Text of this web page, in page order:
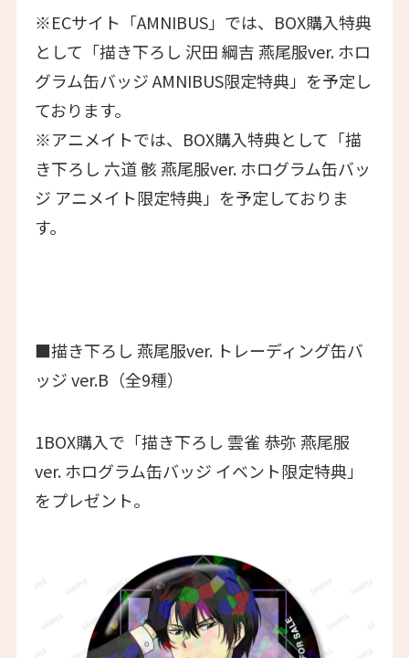
※ECサイト「AMNIBUS」では、BOX購入特典
として「描き下ろし 沢田 綱吉 燕尾服ver. ホロ
グラム缶バッジ AMNIBUS限定特典」を予定し
ております。
※アニメイトでは、BOX購入特典として「描
き下ろし 六道 骸 燕尾服ver. ホログラム缶バッ
ジ アニメイト限定特典」を予定しておりま
す。
■描き下ろし 燕尾服ver. トレーディング缶バ
ッジ ver.B（全9種）
1BOX購入で「描き下ろし 雲雀 恭弥 燕尾服
ver. ホログラム缶バッジ イベント限定特典」
をプレゼント。